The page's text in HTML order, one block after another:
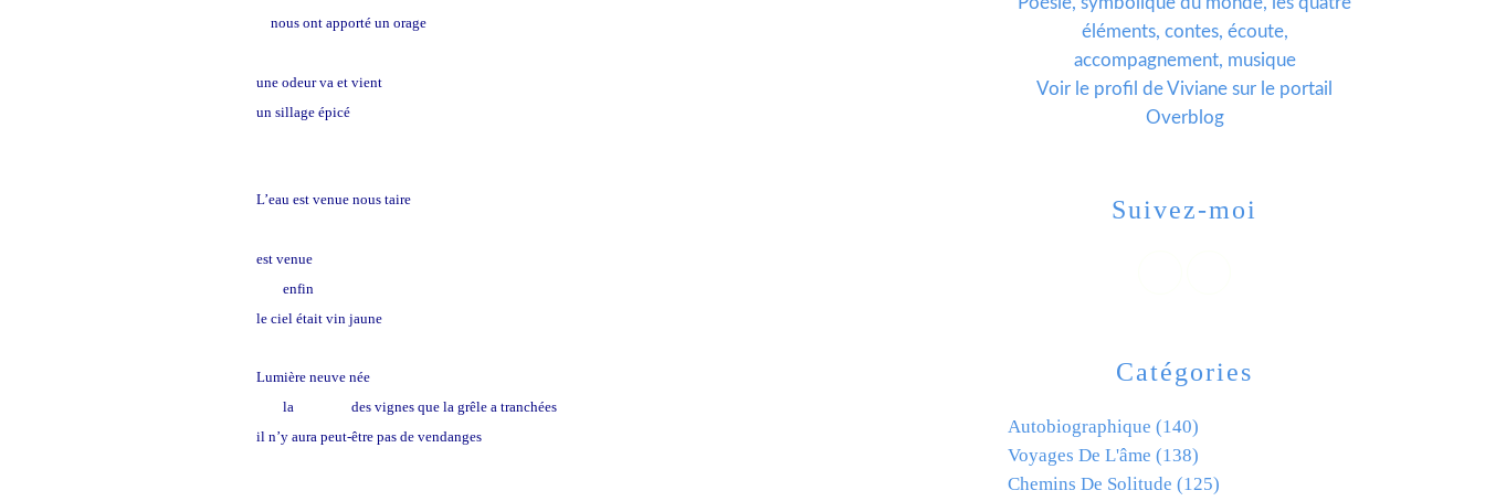
nous ont apporté un orage
une odeur va et vient
un sillage épicé
L’eau est venue nous taire
est venue
enfin
le ciel était vin jaune
Lumière neuve née
la
des vignes que la grêle a tranchées
il n’y aura peut-être pas de vendanges
Catégories
Autobiographique (140)
Voyages De L'âme (138)
Chemins De Solitude (125)
éléments, contes, écoute,
accompagnement, musique
Voir le profil deViviane sur le portail
Overblog
Suivez-moi